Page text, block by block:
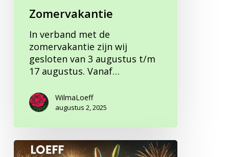
Zomervakantie
In verband met de
zomervakantie zijn wij
gesloten van 3 augustus t/m
17 augustus. Vanaf…
WilmaLoeff
augustus 2, 2025
Prettige